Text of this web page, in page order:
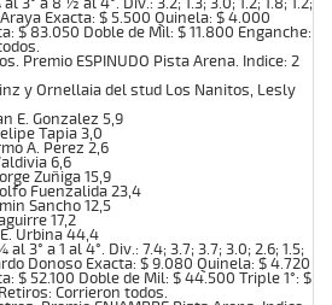
Exacta: $ 5.500 Quinela: $ 4.000
$ 83.050 Doble de Mil: $ 11.800 Enganche:
Premio ESPINUDO Pista Arena. Indice: 2
y Ornellaia del stud Los Nanitos, Lesly
E. Gonzalez 5,9
Tapia 3,0
A. Perez 2,6
6,6
Zuñiga 15,9
Fuenzalida 23,4
Sancho 12,5
17,2
Urbina 44,4
3° a 1 al 4°. Div.: 7.4; 3.7; 3.7; 3.0; 2.6; 1.5;
Donoso Exacta: $ 9.080 Quinela: $ 4.720
$ 52.100 Doble de Mil: $ 44.500 Triple 1°: $
Corrieron todos.